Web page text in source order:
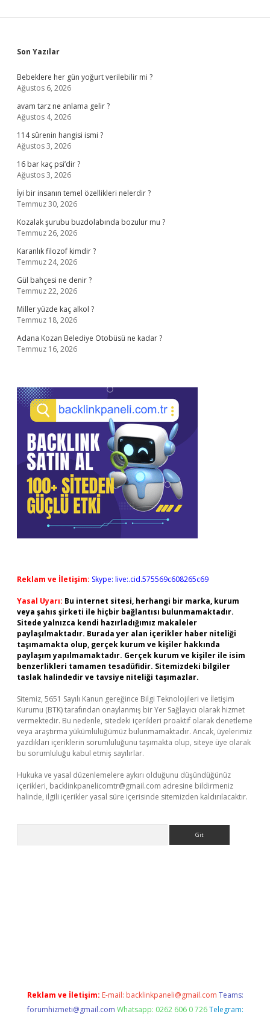
Sidebar
Son Yazılar
Bebeklere her gün yoğurt verilebilir mi ?
Ağustos 6, 2026
avam tarz ne anlama gelir ?
Ağustos 4, 2026
114 sûrenin hangisi ismi ?
Ağustos 3, 2026
16 bar kaç psi’dir ?
Ağustos 3, 2026
İyi bir insanın temel özellikleri nelerdir ?
Temmuz 30, 2026
Kozalak şurubu buzdolabında bozulur mu ?
Temmuz 26, 2026
Karanlık filozof kimdir ?
Temmuz 24, 2026
Gül bahçesi ne denir ?
Temmuz 22, 2026
Miller yüzde kaç alkol ?
Temmuz 18, 2026
Adana Kozan Belediye Otobüsü ne kadar ?
Temmuz 16, 2026
Reklam ve İletişim: Skype: live:.cid.575569c608265c69
Yasal Uyarı: Bu internet sitesi, herhangi bir marka, kurum
veya şahıs şirketi ile hiçbir bağlantısı bulunmamaktadır.
Sitede yalnızca kendi hazırladığımız makaleler
paylaşılmaktadır. Burada yer alan içerikler haber niteliği
taşımamakta olup, gerçek kurum ve kişiler hakkında
paylaşım yapılmamaktadır. Gerçek kurum ve kişiler ile isim
benzerlikleri tamamen tesadüfidir. Sitemizdeki bilgiler
taslak halindedir ve tavsiye niteliği taşımazlar.
Sitemiz, 5651 Sayılı Kanun gereğince Bilgi Teknolojileri ve İletişim
Kurumu (BTK) tarafından onaylanmış bir Yer Sağlayıcı olarak hizmet
vermektedir. Bu nedenle, sitedeki içerikleri proaktif olarak denetleme
veya araştırma yükümlülüğümüz bulunmamaktadır. Ancak, üyelerimiz
yazdıkları içeriklerin sorumluluğunu taşımakta olup, siteye üye olarak
bu sorumluluğu kabul etmiş sayılırlar.
Hukuka ve yasal düzenlemelere aykırı olduğunu düşündüğünüz
içerikleri, backlinkpanelicomtr@gmail.com adresine bildirmeniz
halinde, ilgili içerikler yasal süre içerisinde sitemizden kaldırılacaktır.
Reklam ve İletişim: E-mail: backlinkpaneli@gmail.com Teams:
forumhizmeti@gmail.com Whatsapp: 0262 606 0 726 Telegram: